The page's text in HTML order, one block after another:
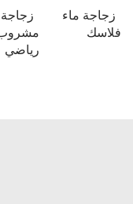
زجاجة ماء
فلاسك
زجاجة
رياضي